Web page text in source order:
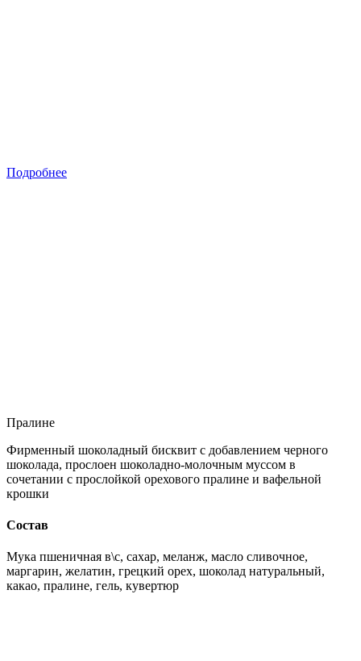
Подробнее
Пралине
Фирменный шоколадный бисквит с добавлением черного
шоколада, прослоен шоколадно-молочным муссом в
сочетании с прослойкой орехового пралине и вафельной
крошки
Состав
Мука пшеничная в\с, сахар, меланж, масло сливочное,
маргарин, желатин, грецкий орех, шоколад натуральный,
какао, пралине, гель, кувертюр